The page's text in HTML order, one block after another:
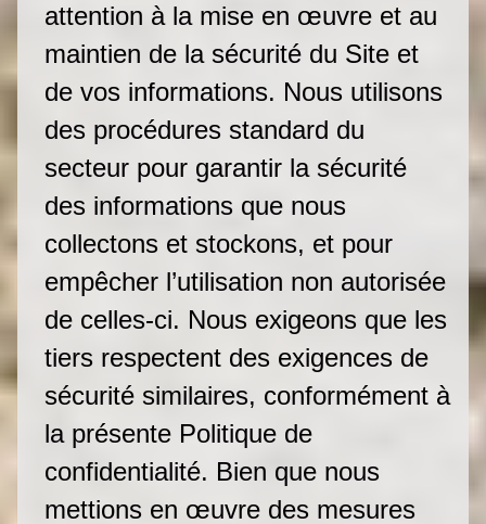
attention à la mise en œuvre et au
maintien de la sécurité du Site et
de vos informations. Nous utilisons
des procédures standard du
secteur pour garantir la sécurité
des informations que nous
collectons et stockons, et pour
empêcher l’utilisation non autorisée
de celles-ci. Nous exigeons que les
tiers respectent des exigences de
sécurité similaires, conformément à
la présente Politique de
confidentialité. Bien que nous
mettions en œuvre des mesures